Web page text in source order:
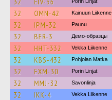
32 OMN-42 Kainuun Liikenne
32 IPM-32 Paunu
32 BER-3 Демо-образцы
32 HHT-332 Vekka Liikenne
32 KBS-432 Pohjolan Matka
32 EXM-30 Porin Linjat
32 MMJ-32 Savonlinja
32 IKK-4 Vekka Liikenne